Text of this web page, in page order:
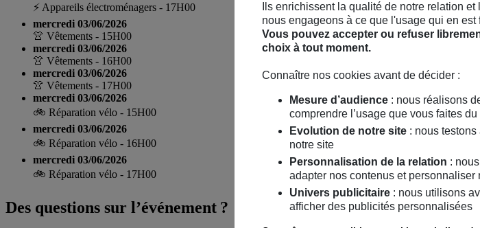
⚡ Appareils électroménagers - 17H00
mercredi 03/06/2026
👚 Vêtements - 15H00
mercredi 03/06/2026
👚 Vêtements - 16H00
mercredi 03/06/2026
👚 Vêtements - 17H00
mercredi 03/06/2026
🚲 Réparation vélo - 15H00
mercredi 03/06/2026
🚲 Réparation vélo - 16H00
mercredi 03/06/2026
🚲 Réparation vélo - 17H00
Des questions sur l’événement ?
Ils enrichissent la qualité de notre relation
nous engageons à ce que l'usage qui en est
Vous pouvez accepter ou refuser
choix à tout moment.
Connaître nos cookies avant de décider :
Mesure d’audience : nous réalisons
comprendre l’usage que vous faites
Evolution de notre site : nous
notre site
Personnalisation de la relation :
adapter nos contenus et personnaliser
Univers publicitaire : nous utilisons
afficher des publicités personnalisées